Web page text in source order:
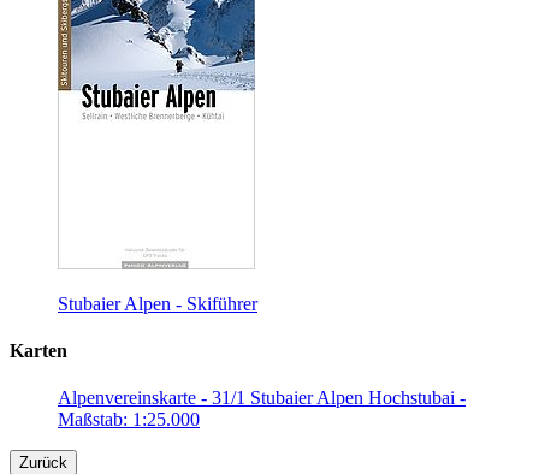
Stubaier Alpen - Skiführer
Karten
Alpenvereinskarte - 31/1 Stubaier Alpen Hochstubai -
Maßstab: 1:25.000
Zurück